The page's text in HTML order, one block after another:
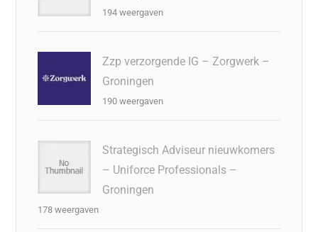
194 weergaven
Zzp verzorgende IG – Zorgwerk –
Groningen
190 weergaven
Strategisch Adviseur nieuwkomers
– Uniforce Professionals –
Groningen
178 weergaven